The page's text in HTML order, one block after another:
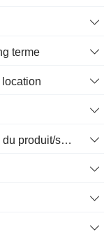
terme
location
Revenus collectés avant livraison du produit/service